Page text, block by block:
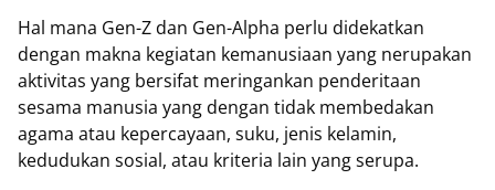
Hal mana Gen-Z dan Gen-Alpha perlu didekatkan
dengan makna kegiatan kemanusiaan yang nerupakan
aktivitas yang bersifat meringankan penderitaan
sesama manusia yang dengan tidak membedakan
agama atau kepercayaan, suku, jenis kelamin,
kedudukan sosial, atau kriteria lain yang serupa.